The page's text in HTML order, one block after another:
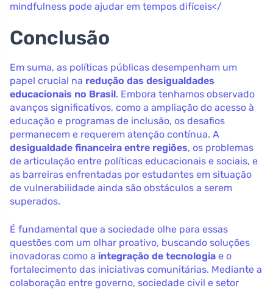
mindfulness pode ajudar em tempos difíceis</
Conclusão
Em suma, as políticas públicas desempenham um
papel crucial na redução das desigualdades
educacionais no Brasil. Embora tenhamos observado
avanços significativos, como a ampliação do acesso à
educação e programas de inclusão, os desafios
permanecem e requerem atenção contínua. A
desigualdade financeira entre regiões, os problemas
de articulação entre políticas educacionais e sociais, e
as barreiras enfrentadas por estudantes em situação
de vulnerabilidade ainda são obstáculos a serem
superados.
É fundamental que a sociedade olhe para essas
questões com um olhar proativo, buscando soluções
inovadoras como a integração de tecnologia e o
fortalecimento das iniciativas comunitárias. Mediante a
colaboração entre governo, sociedade civil e setor